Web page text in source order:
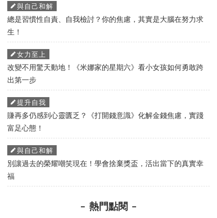
與自己和解
總是習慣性自責、自我檢討？你的焦慮，其實是大腦在努力求
生！
女力至上
改變不用驚天動地！《米娜家的星期六》看小女孩如何勇敢跨
出第一步
提升自我
賺再多仍感到心靈匱乏？《打開錢意識》化解金錢焦慮，實踐
富足心態！
與自己和解
別讓過去的榮耀嘲笑現在！學會捨棄獎盃，活出當下的真實幸
福
熱門點閱